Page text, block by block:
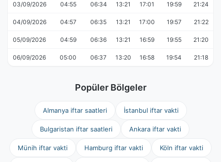
03/09/2026 04:55 06:34 13:21 17:01 19:59 21:24
04/09/2026 04:57 06:35 13:21 17:00 19:57 21:22
05/09/2026 04:59 06:36 13:21 16:59 19:55 21:20
06/09/2026 05:00 06:37 13:20 16:58 19:54 21:18
Popüler Bölgeler
Almanya iftar saatleri İstanbul iftar vakti
Bulgaristan iftar saatleri Ankara iftar vakti
Münih iftar vakti Hamburg iftar vakti Köln iftar vakti